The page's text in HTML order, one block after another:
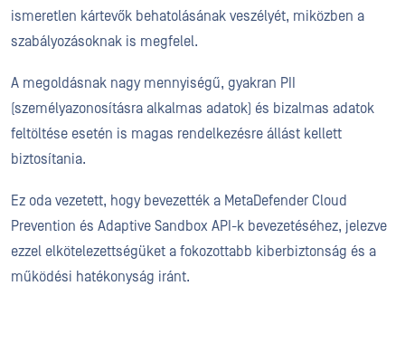
ismeretlen kártevők behatolásának veszélyét, miközben a
szabályozásoknak is megfelel.
A megoldásnak nagy mennyiségű, gyakran PII
(személyazonosításra alkalmas adatok) és bizalmas adatok
feltöltése esetén is magas rendelkezésre állást kellett
biztosítania.
Ez oda vezetett, hogy bevezették a MetaDefender Cloud
Prevention és Adaptive Sandbox API-k bevezetéséhez, jelezve
ezzel elkötelezettségüket a fokozottabb kiberbiztonság és a
működési hatékonyság iránt.